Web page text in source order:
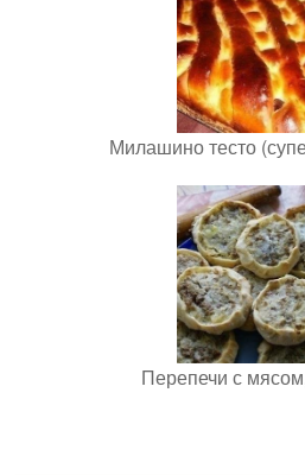
Милашино тесто
Перепечи с